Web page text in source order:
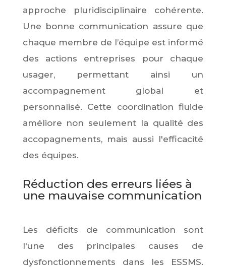
approche pluridisciplinaire cohérente.
Une bonne communication assure que
chaque membre de l’équipe est informé
des actions entreprises pour chaque
usager, permettant ainsi un
accompagnement global et
personnalisé. Cette coordination fluide
améliore non seulement la qualité des
accopagnements, mais aussi l'efficacité
des équipes.
Réduction des erreurs liées à
une mauvaise communication
Les déficits de communication sont
l'une des principales causes de
dysfonctionnements dans les ESSMS.